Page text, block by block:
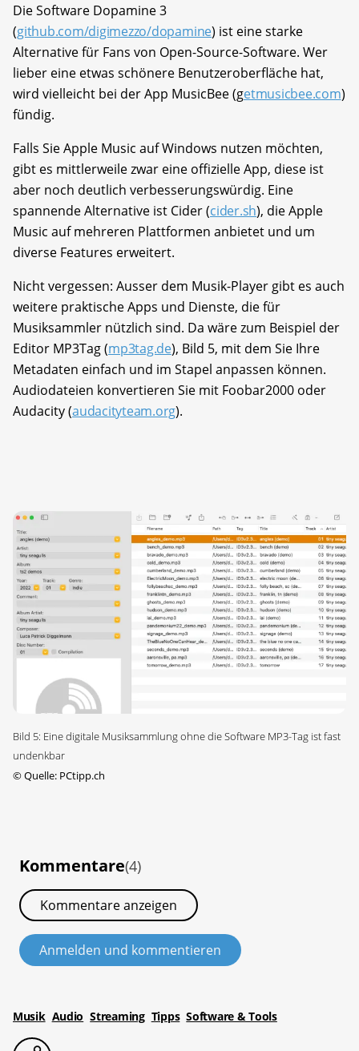
Die Software Dopamine 3
(github.com/digimezzo/dopamine) ist eine starke
Alternative für Fans von Open-Source-Software. Wer
lieber eine etwas schönere Benutzeroberfläche hat,
wird vielleicht bei der App MusicBee (getmusicbee.com)
fündig.
Falls Sie Apple Music auf Windows nutzen möchten,
gibt es mittlerweile zwar eine offizielle App, diese ist
aber noch deutlich verbesserungswürdig. Eine
spannende Alternative ist Cider (cider.sh), die Apple
Music auf mehreren Plattformen anbietet und um
diverse Features erweitert.
Nicht vergessen: Ausser dem Musik-Player gibt es auch
weitere praktische Apps und Dienste, die für
Musiksammler nützlich sind. Da wäre zum Beispiel der
Editor MP3Tag (mp3tag.de), Bild 5, mit dem Sie Ihre
Metadaten einfach und im Stapel anpassen können.
Audiodateien konvertieren Sie mit Foobar2000 oder
Audacity (audacityteam.org).
Bild 5: Eine digitale Musiksammlung ohne die Software MP3-Tag ist fast
undenkbar
©Quelle: PCtipp.ch
Kommentare(4)
Kommentare anzeigen
Anmelden und kommentieren
Musik Audio Streaming Tipps Software & Tools